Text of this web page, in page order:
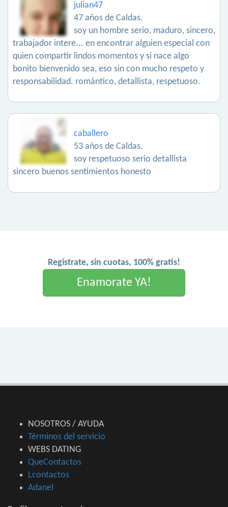
julian47
47 años de Caldas.
soy un hombre serio, maduro, sincero,
trabajador intere... en encontrar alguien especial con
quien compartir lindos momentos y si nace algo
bonito bienvenido sea, eso sin con mucho respeto y
responsabilidad. romántico, detallista, respetuoso.
caballero
53 años de Caldas.
soy respetuoso serio detallista
sincero buenos sentimientos honesto
Registrate, sin cuotas, 100% gratis!
Enamorate YA!
NOSOTROS / AYUDA
Términos del servicio
WEBS DATING
QueContactos
Lcontactos
Adanel